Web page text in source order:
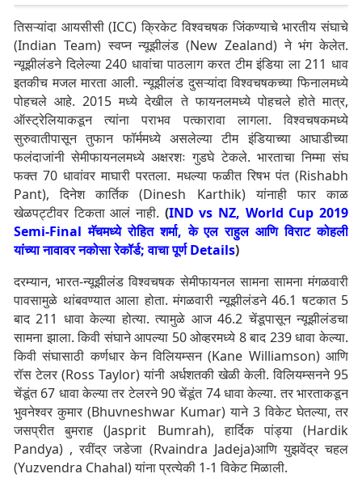
तिसऱ्यांदा आयसीसी (ICC) क्रिकेट विश्वचषक जिंकण्याचे भारतीय संघाचे
(Indian Team) स्वप्न न्यूझीलंड (New Zealand) ने भंग केलेत.
न्यूझीलंडने दिलेल्या 240 धावांचा पाठलाग करत टीम इंडिया ला 211 धाव
इतकीच मजल मारता आली. न्यूझीलंड दुसऱ्यांदा विश्वचषकच्या फिनालमध्ये
पोहचले आहे. 2015 मध्ये देखील ते फायनलमध्ये पोहचले होते मात्र,
ऑस्ट्रेलियाकडून त्यांना पराभव पत्कारावा लागला. विश्वचषकमध्ये
सुरुवातीपासून तुफान फॉर्ममध्ये असलेल्या टीम इंडियाच्या आघाडीच्या
फलंदाजांनी सेमीफायनलमध्ये अक्षरशः गुडघे टेकले. भारताचा निम्मा संघ
फक्त 70 धावांवर माघारी परतला. मधल्या फळीत रिषभ पंत (Rishabh
Pant), दिनेश कार्तिक (Dinesh Karthik) यांनाही फार काळ
खेळपट्टीवर टिकता आलं नाही. (IND vs NZ, World Cup 2019
Semi-Final मॅचमध्ये रोहित शर्मा, के एल राहुल आणि विराट कोहली
यांच्या नावावर नकोसा रेकॉर्ड; वाचा पूर्ण Details)
दरम्यान, भारत-न्यूझीलंड विश्वचषक सेमीफायनल सामना सामना मंगळवारी
पावसामुळे थांबवण्यात आला होता. मंगळवारी न्यूझीलंडने 46.1 षटकात 5
बाद 211 धावा केल्या होत्या. त्यामुळे आज 46.2 चेंडूपासून न्यूझीलंडचा
सामना झाला. किवी संघाने आपल्या 50 ओव्हरमध्ये 8 बाद 239 धावा केल्या.
किवी संघासाठी कर्णधार केन विलियम्सन (Kane Williamson) आणि
रॉस टेलर (Ross Taylor) यांनी अर्धशतकी खेळी केली. विलियम्सनने 95
चेंडूंत 67 धावा केल्या तर टेलरने 90 चेंडूंत 74 धावा केल्या. तर भारताकडून
भुवनेश्वर कुमार (Bhuvneshwar Kumar) याने 3 विकेट घेतल्या, तर
जसप्रीत बुमराह (Jasprit Bumrah), हार्दिक पांड्या (Hardik
Pandya) , रवींद्र जडेजा (Rvaindra Jadeja)आणि युझवेंद्र चहल
(Yuzvendra Chahal) यांना प्रत्येकी 1-1 विकेट मिळाली.